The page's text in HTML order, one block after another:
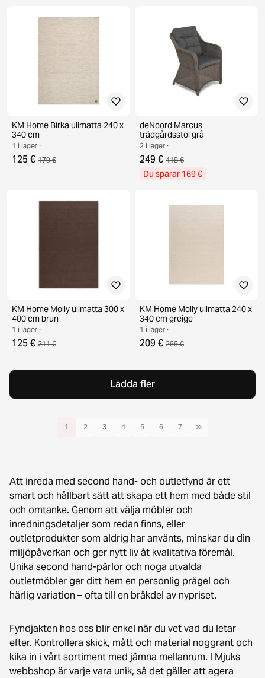
KM Home Birka ullmatta 240 x
340 cm
1 i lager ·
125 € 179 €
deNoord Marcus
trädgårdsstol grå
2 i lager ·
249 € 418 €
Du sparar 169 €
KM Home Molly ullmatta 300 x
400 cm brun
1 i lager ·
125 € 211 €
KM Home Molly ullmatta 240 x
340 cm greige
1 i lager ·
209 € 299 €
Ladda fler
1 2 3 4 5 6 7
Att inreda med second hand- och outletfynd är ett
smart och hållbart sätt att skapa ett hem med både stil
och omtanke. Genom att välja möbler och
inredningsdetaljer som redan finns, eller
outletprodukter som aldrig har använts, minskar du din
miljöpåverkan och ger nytt liv åt kvalitativa föremål.
Unika second hand-pärlor och noga utvalda
outletmöbler ger ditt hem en personlig prägel och
härlig variation – ofta till en bråkdel av nypriset.
Fyndjakten hos oss blir enkel när du vet vad du letar
efter. Kontrollera skick, mått och material noggrant och
kika in i vårt sortiment med jämna mellanrum. I Mjuks
webbshop är varje vara unik, så det gäller att agera